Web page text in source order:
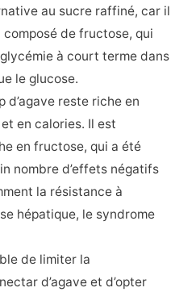
au sucre raffiné, car il
de fructose, qui
glycémie à court terme dans
le glucose.
d’agave reste riche en
en calories. Il est
en fructose, qui a été
nombre d’effets négatifs
la résistance à
hépatique, le syndrome
de limiter la
d’agave et d’opter